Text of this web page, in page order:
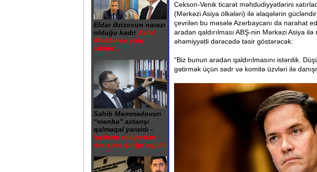
Eldar Əzizovun narazı
olduğu kadr: Xalid
Ələkbərov yola
salınır...
Sahib Məmmədovun
“mənbə” axtarışı
qalmaqal yaratdı -
İşçilərin otağından
dinləyici qurğu tapılıb
Cekson-Venik ticarət məhdudiyyətlərini
(Mərkəzi Asiya ölkələri) ilə əlaqələrin
çevrilən bu məsələ Azərbaycanı da narahat
aradan qaldırılması ABŞ-nin Mərkəzi Asiya
əhəmiyyətli dərəcədə təsir göstərəcək:
"Biz bunun aradan qaldırılmasını istərdik.
gətirmək üçün sədr və komitə üzvləri ilə